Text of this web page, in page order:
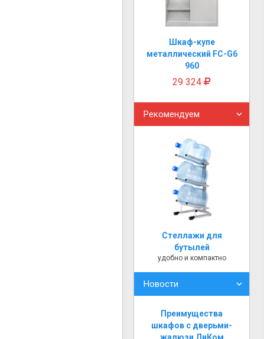
Шкаф-купе
металлический FC-G6
960
29 324
Рекомендуем
Стеллажи для
бутылей
удобно и компактно
Новости
Преимущества
шкафов с дверьми-